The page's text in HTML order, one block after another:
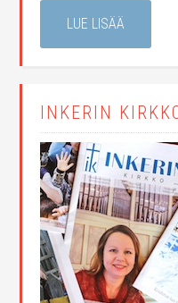
LUE LISÄÄ
INKERIN